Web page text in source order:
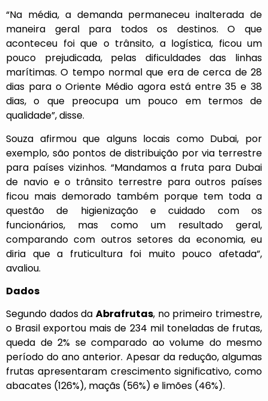
“Na média, a demanda permaneceu inalterada de
maneira geral para todos os destinos. O que
aconteceu foi que o trânsito, a logística, ficou um
pouco prejudicada, pelas dificuldades das linhas
marítimas. O tempo normal que era de cerca de 28
dias para o Oriente Médio agora está entre 35 e 38
dias, o que preocupa um pouco em termos de
qualidade”, disse.
Souza afirmou que alguns locais como Dubai, por
exemplo, são pontos de distribuição por via terrestre
para países vizinhos. “Mandamos a fruta para Dubai
de navio e o trânsito terrestre para outros países
ficou mais demorado também porque tem toda a
questão de higienização e cuidado com os
funcionários, mas como um resultado geral,
comparando com outros setores da economia, eu
diria que a fruticultura foi muito pouco afetada”,
avaliou.
Dados
Segundo dados da Abrafrutas, no primeiro trimestre,
o Brasil exportou mais de 234 mil toneladas de frutas,
queda de 2% se comparado ao volume do mesmo
período do ano anterior. Apesar da redução, algumas
frutas apresentaram crescimento significativo, como
abacates (126%), maçãs (56%) e limões (46%).